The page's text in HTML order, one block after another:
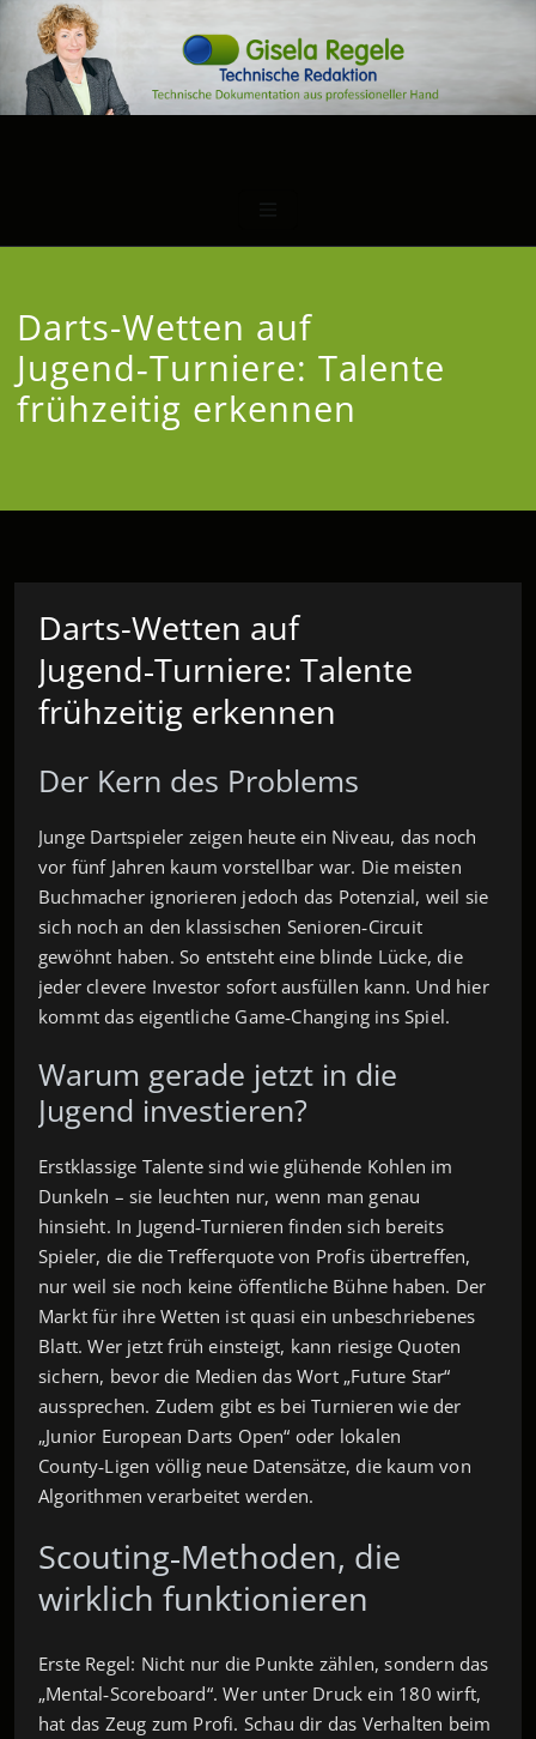
Darts-Wetten auf
Jugend‑Turniere: Talente
frühzeitig erkennen
Darts-Wetten auf
Jugend‑Turniere: Talente
frühzeitig erkennen
Der Kern des Problems
Junge Dartspieler zeigen heute ein Niveau, das noch
vor fünf Jahren kaum vorstellbar war. Die meisten
Buchmacher ignorieren jedoch das Potenzial, weil sie
sich noch an den klassischen Senioren‑Circuit
gewöhnt haben. So entsteht eine blinde Lücke, die
jeder clevere Investor sofort ausfüllen kann. Und hier
kommt das eigentliche Game‑Changing ins Spiel.
Warum gerade jetzt in die
Jugend investieren?
Erstklassige Talente sind wie glühende Kohlen im
Dunkeln – sie leuchten nur, wenn man genau
hinsieht. In Jugend‑Turnieren finden sich bereits
Spieler, die die Trefferquote von Profis übertreffen,
nur weil sie noch keine öffentliche Bühne haben. Der
Markt für ihre Wetten ist quasi ein unbeschriebenes
Blatt. Wer jetzt früh einsteigt, kann riesige Quoten
sichern, bevor die Medien das Wort „Future Star“
aussprechen. Zudem gibt es bei Turnieren wie der
„Junior European Darts Open“ oder lokalen
County‑Ligen völlig neue Datensätze, die kaum von
Algorithmen verarbeitet werden.
Scouting‑Methoden, die
wirklich funktionieren
Erste Regel: Nicht nur die Punkte zählen, sondern das
„Mental‑Scoreboard“. Wer unter Druck ein 180 wirft,
hat das Zeug zum Profi. Schau dir das Verhalten beim